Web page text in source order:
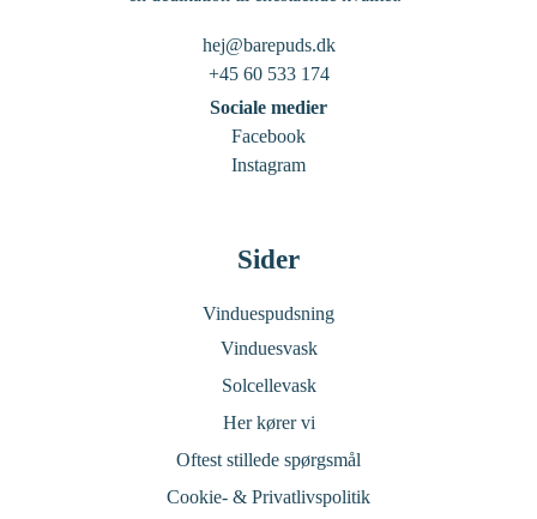
hej@barepuds.dk
+45 60 533 174
Sociale medier
Facebook
Instagram
Sider
Vinduespudsning
Vinduesvask
Solcellevask
Her kører vi
Oftest stillede spørgsmål
Cookie- & Privatlivspolitik